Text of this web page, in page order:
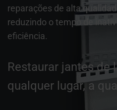
reparações de alta
reduzindo o tempo de
eficiência.
Restaurar jantes de
qualquer lugar, a